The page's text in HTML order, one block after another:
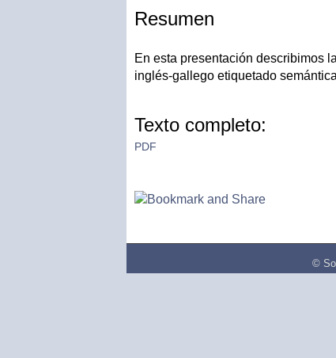
Resumen
En esta presentación describimos
inglés-gallego etiquetado
Texto completo:
PDF
©